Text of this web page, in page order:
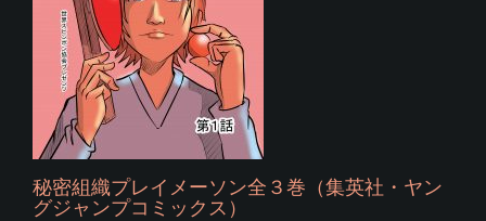
秘密組織プレイメーソン全３巻（集英社・ヤン
グジャンプコミックス）